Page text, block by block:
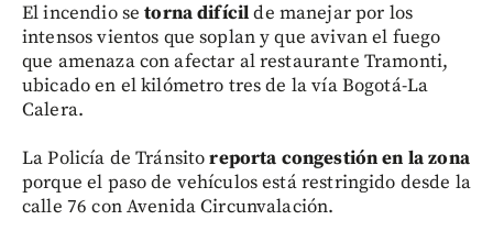
El incendio se torna difícilde manejar por los
intensos vientos que soplan y que avivan el fuego
que amenaza con afectar al restaurante Tramonti,
ubicado en el kilómetro tres de la vía Bogotá-La
Calera.
La Policía de Tránsitoreporta congestión en la zona
porque el paso de vehículos está restringido desde la
calle 76 con Avenida Circunvalación.